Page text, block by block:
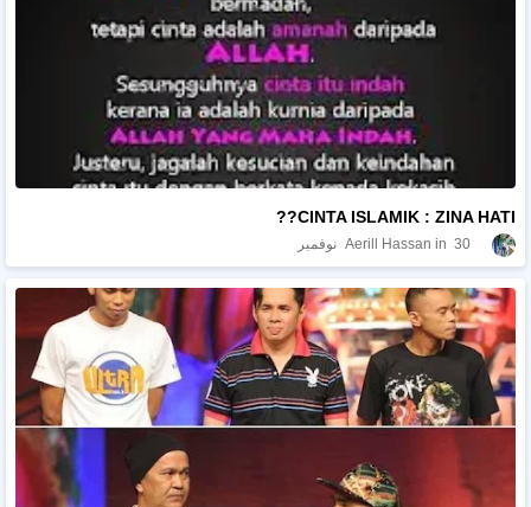
CINTA ISLAMIK : ZINA HATI??
Aerill Hassan 30 نوفمبر